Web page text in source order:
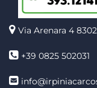
Via Arenara 4
+39 0825 502031